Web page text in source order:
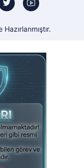
Hazırlanmıştır.